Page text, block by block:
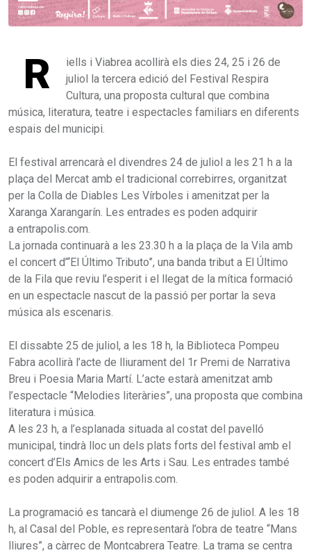
R
iells i Viabrea acollirà els dies 24, 25 i 26 de
juliol la tercera edició del Festival Respira
Cultura, una proposta cultural que combina
música, literatura, teatre i espectacles familiars en diferents
espais del municipi.
El festival arrencarà el divendres 24 de juliol a les 21 h a la
plaça del Mercat amb el tradicional correbirres, organitzat
per la Colla de Diables Les Vírboles i amenitzat per la
Xaranga Xarangarín. Les entrades es poden adquirir
a entrapolis.com.
La jornada continuarà a les 23.30 h a la plaça de la Vila amb
el concert d’“El Último Tributo”, una banda tribut a El Último
de la Fila que reviu l’esperit i el llegat de la mítica formació
en un espectacle nascut de la passió per portar la seva
música als escenaris.
El dissabte 25 de juliol, a les 18 h, la Biblioteca Pompeu
Fabra acollirà l’acte de lliurament del 1r Premi de Narrativa
Breu i Poesia Maria Martí. L’acte estarà amenitzat amb
l’espectacle “Melodies literàries”, una proposta que combina
literatura i música.
A les 23 h, a l’esplanada situada al costat del pavelló
municipal, tindrà lloc un dels plats forts del festival amb el
concert d’Els Amics de les Arts i Sau. Les entrades també
es poden adquirir a entrapolis.com.
La programació es tancarà el diumenge 26 de juliol. A les 18
h, al Casal del Poble, es representarà l’obra de teatre “Mans
lliures”, a càrrec de Montcabrera Teatre. La trama se centra